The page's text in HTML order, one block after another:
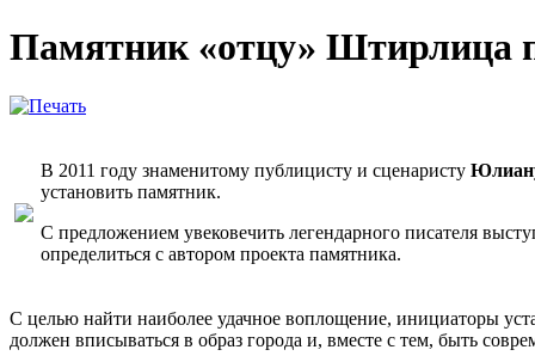
Памятник «отцу» Штирлица
В 2011 году знаменитому публицисту и сценаристу
установить памятник.
С предложением увековечить легендарного писателя
определиться с автором проекта памятника.
С целью найти наиболее удачное воплощение, инициаторы
должен вписываться в образ города и, вместе с тем, быть